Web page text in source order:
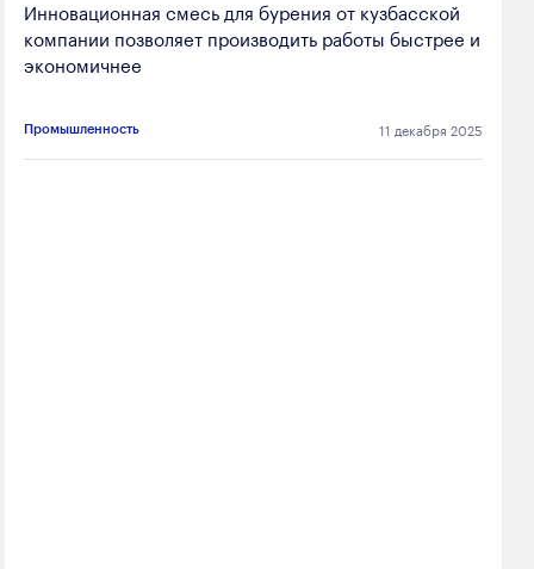
Инновационная смесь для бурения от кузбасской
компании позволяет производить работы быстрее и
экономичнее
Промышленность 11 декабря 2025